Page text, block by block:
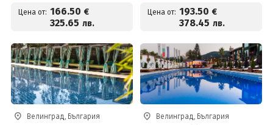
за деца до 12 г
Цена от: 166.50 €
325.65 лв.
деца до 12г на цени от
193.50 евро на човек
Цена от: 193.50 €
378.45 лв.
Велинград, България Велинград, България